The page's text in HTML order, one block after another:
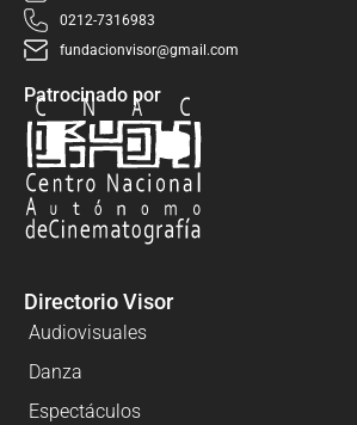
0212-7316983
fundacionvisor@gmail.com
Patrocinado por
Directorio Visor
Audiovisuales
Danza
Espectáculos